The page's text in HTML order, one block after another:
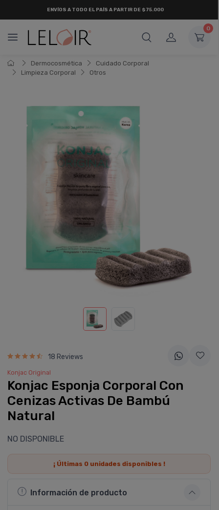
0
Dermocosmética
Cuidado Corporal
Limpieza Corporal
Otros
18 Reviews
Konjac Original
Konjac Esponja Corporal Con
Cenizas Activas De Bambú
Natural
NO DISPONIBLE
¡ Últimas 0unidades disponibles !
Información de producto